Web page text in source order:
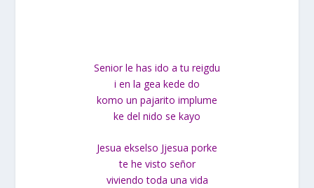
Senior le has ido a tu reigdu
i en la gea kede do
komo un pajarito implume
ke del nido se kayo
Jesua ekselso Jjesua porke
te he visto señor
viviendo toda una vida